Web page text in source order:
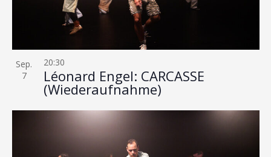
Sep.
7
Léonard Engel: CARCASSE
(Wiederaufnahme)
20:30